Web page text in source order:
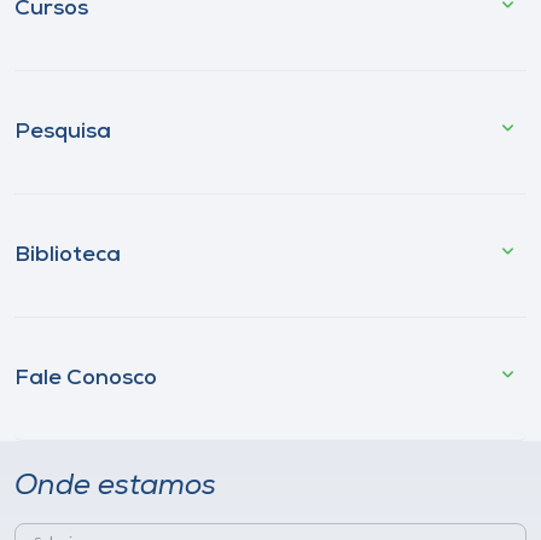
Cursos
Pesquisa
Biblioteca
Fale Conosco
Onde estamos